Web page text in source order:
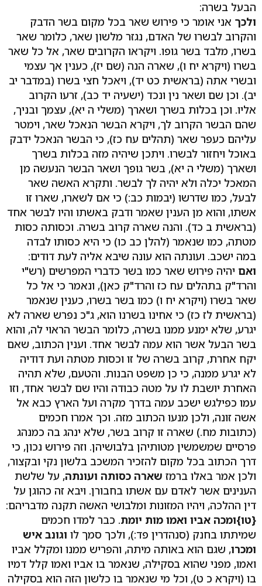
הבעל בשרה:
ולכך אני אומר כי פירוש שאר בכל מקום בשר הדבק
והקרוב לבשרו של האדם, נגזר מלשון שאר, כלומר שאר
בשרו, מלבד בשר גופו. ויקראו הקרובים שאר, אל כל שאר
בשרו (ויקרא יח ו), שארה הנה (שם יז), כענין אך עצמי
ובשרי אתה (בראשית כט יד), ויאכל חצי בשרו (במדבר יב
יב). וכן שם ושאר נין ונכד (ישעיה יד כב), זרעו הקרוב
אליו. וכן בכלות בשרך ושארך (משלי ה יא), עצמך ובניך,
שהם הבשר הקרוב לך, ויקרא הבשר הנאכל שאר, וימטר
עליהם כעפר שאר (תהלים עח כז), כי הבשר הנאכל ידבק
באוכל ויחזור לבשרו. ויתכן שיהיה מזה בכלות בשרך
ושארך (משלי ה יא), בשר גופך ושאר הבשר הנעשה מן
המאכל יכלה ולא יהיה לך לבשר. ותקרא האשה שאר
לבעל, כמו שדרשו (יבמות כב:) כי אם לשארו, שארו זו
אשתו, והוא מן הענין שאמר ודבק באשתו והיו לבשר אחד
(בראשית ב כד). והנה שארה קרוב בשרה. וכסותה כסות
מטתה, כמו שנאמר (להלן כב כו) כי היא כסותו לבדה
במה ישכב. ועונתה הוא עונה שיבא אליה לעת דודים:
ואם יהיה פירוש שאר כמו בשר כדברי המפרשים (רש"י
והרד"ק בתהלים עח כז והרד"ק כאן), ונאמר כי אל כל
שאר בשרו (ויקרא יח ו) כמו בשר בשרו, כענין שנאמר
(בראשית לז כז) כי אחינו בשרנו הוא, ג"כ נפרש שארה לא
יגרע, שלא ימנע ממנו בשרה, כלומר הבשר הראוי לה, והוא
בשר הבעל אשר הוא עמה לבשר אחד. וענין הכתוב, שאם
יקח אחרת, קרוב בשרה של זו וכסות מטתה ועת דודיה
לא יגרע ממנה, כי כן משפט הבנות. והטעם, שלא תהיה
האחרת יושבת לו על מטה כבודה והיו שם לבשר אחד, וזו
עמו כפילגש ישכב עמה בדרך מקרה ועל הארץ כבא אל
אשה זונה, ולכן מנעו הכתוב מזה. וכך אמרו חכמים
(כתובות מח.) שארה זו קרוב בשר, שלא ינהג בה כמנהג
פרסיים שמשמשין מטותיהן בלבושיהן. וזה פירוש נכון, כי
דרך הכתוב בכל מקום להזכיר המשכב בלשון נקי ובקצור,
ולכן אמר באלו ברמז שארה כסותה ועונתה, על שלשת
הענינים אשר לאדם עם אשתו בחבורן. ויבא זה כהוגן על
דין ההלכה, ויהיו המזונות ומלבושי האשה תקנה מדבריהם:
{טו}ומכה אביו ואמו מות יומת. כבר למדו חכמים
שמיתתו בחנק (סנהדרין פד:), ולכך סמך לו וגונב איש
ומכרו, שגם הוא באותה מיתה, והפריש ממנו ומקלל אביו
ואמו, מפני שהוא בסקילה, שנאמר בו אביו ואמו קלל דמיו
בו (ויקרא כ ט), וכל מי שנאמר בו כלשון הזה הוא בסקילה